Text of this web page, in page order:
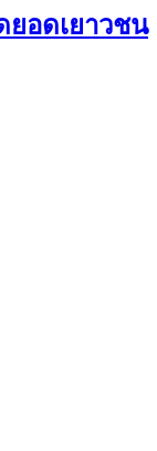
อดเยาวชน